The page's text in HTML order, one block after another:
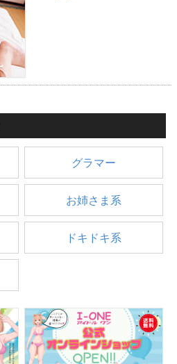
グラマー
お姉さま系
ドキドキ系